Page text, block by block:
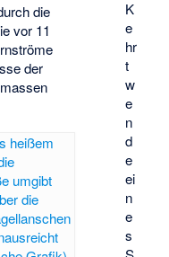
K
e
hr
t
w
e
n
d
e
ei
n
e
s
die
vor 11
der